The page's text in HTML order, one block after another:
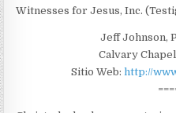
Witnesses for Jesus, Inc.
Jeff Johnson,
Calvary
Sitio Web: http://